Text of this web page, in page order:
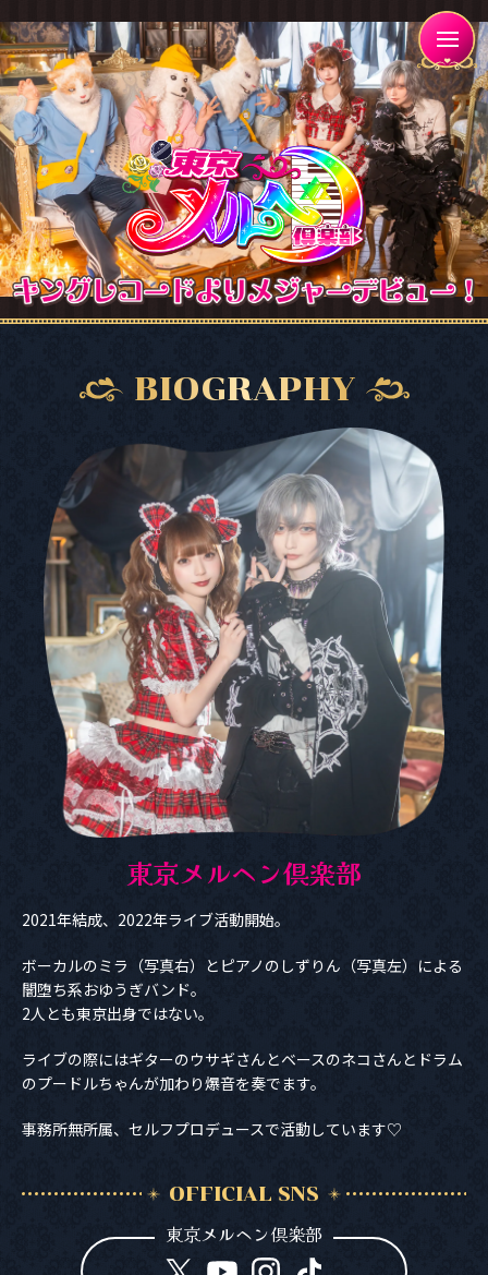
BIOGRAPHY
東京メルヘン倶楽部
2021年結成、2022年ライブ活動開始。
ボーカルのミラ（写真右）とピアノのしずりん（写真左）による
闇堕ち系おゆうぎバンド。
2人とも東京出身ではない。
ライブの際にはギターのウサギさんとベースのネコさんと ドラム
のプードルちゃんが加わり爆音を奏でます。
事務所無所属、セルフプロデュースで活動しています♡
OFFICIAL SNS
東京メルヘン倶楽部